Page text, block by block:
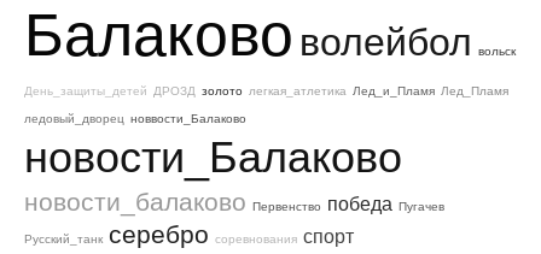
Балаково волейбол вольск
День_защиты_детей ДРОЗД золото легкая_атлетика Лед_и_Пламя Лед_Пламя
ледовый_дворец новвости_Балаково
новости_Балаково
новости_балаково Первенство победа Пугачев
Русский_танк серебро соревнования спорт